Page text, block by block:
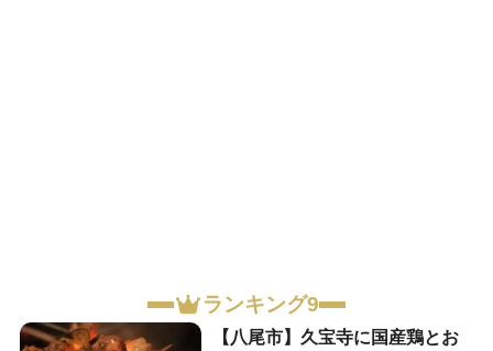
ランキング9
【八尾市】久宝寺に国産鶏とお